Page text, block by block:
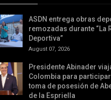
ASDN entrega obras
remozadas durante “La
Deportiva”
August 07, 2026
Presidente Abinader
Colombia para
toma de posesión de
de la Espriella